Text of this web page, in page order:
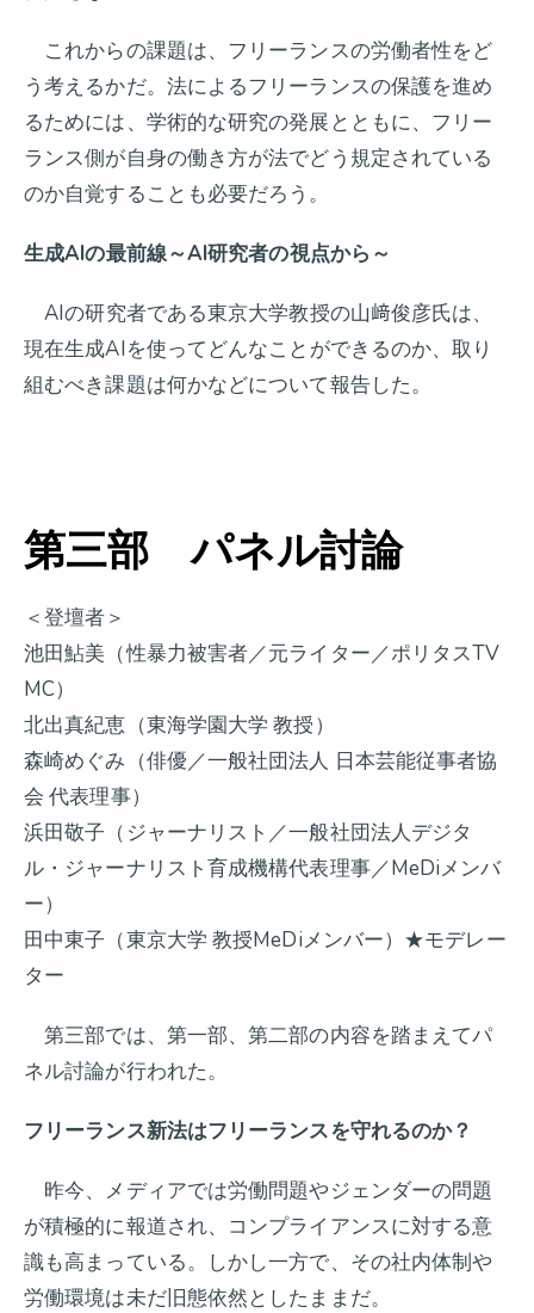
これからの課題は、フリーランスの労働者性をど
う考えるかだ。法によるフリーランスの保護を進め
るためには、学術的な研究の発展とともに、フリー
ランス側が自身の働き方が法でどう規定されている
のか自覚することも必要だろう。
生成AIの最前線～AI研究者の視点から～
AIの研究者である東京大学教授の山﨑俊彦氏は、
現在生成AIを使ってどんなことができるのか、取り
組むべき課題は何かなどについて報告した。
第三部 パネル討論
＜登壇者＞
池田鮎美（性暴力被害者／元ライター／ポリタスTV
MC）
北出真紀恵（東海学園大学 教授）
森崎めぐみ（俳優／一般社団法人 日本芸能従事者協
会 代表理事）
浜田敬子（ジャーナリスト／一般社団法人デジタ
ル・ジャーナリスト育成機構代表理事／MeDiメンバ
ー）
田中東子（東京大学 教授MeDiメンバー）★モデレー
ター
第三部では、第一部、第二部の内容を踏まえてパ
ネル討論が行われた。
フリーランス新法はフリーランスを守れるのか？
昨今、メディアでは労働問題やジェンダーの問題
が積極的に報道され、コンプライアンスに対する意
識も高まっている。しかし一方で、その社内体制や
労働環境は未だ旧態依然としたままだ。